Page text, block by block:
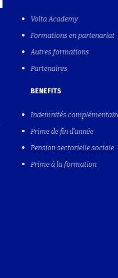
Volta Academy
Formations en partenariat
Autres formations
Partenaires
BENEFITS
Indemnités
Prime de fin d'année
Pension sectorielle sociale
Prime à la formation